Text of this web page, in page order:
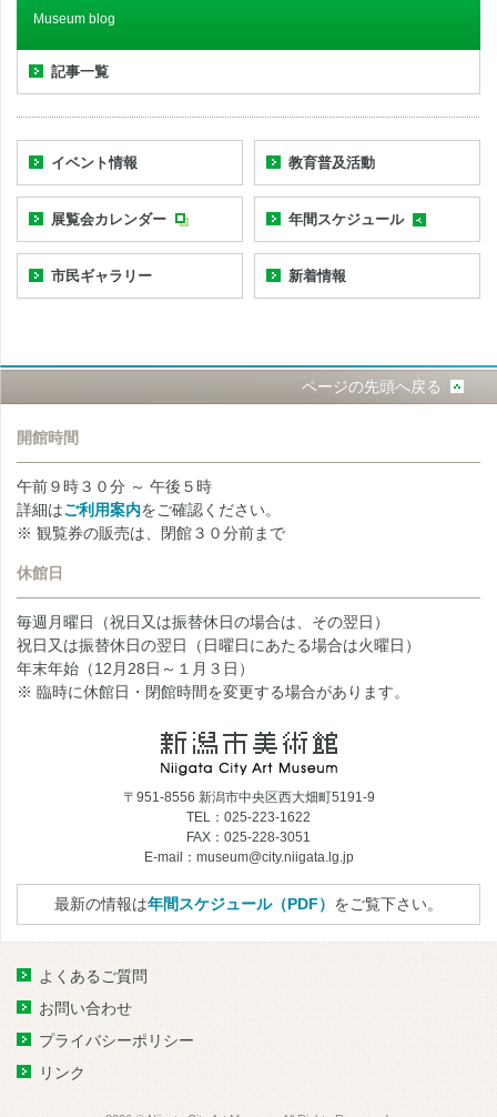
Museum blog
記事一覧
イベント情報 教育普及活動
展覧会カレンダー 年間スケジュール
市民ギャラリー 新着情報
ページの先頭へ戻る
開館時間
午前９時３０分 ～ 午後５時
詳細はご利用案内をご確認ください。
※ 観覧券の販売は、閉館３０分前まで
休館日
毎週月曜日（祝日又は振替休日の場合は、その翌日）
祝日又は振替休日の翌日（日曜日にあたる場合は火曜日）
年末年始（12月28日～１月３日）
※ 臨時に休館日・閉館時間を変更する場合があります。
〒951-8556 新潟市中央区西大畑町5191-9
TEL：025-223-1622
FAX：025-228-3051
E-mail：museum@city.niigata.lg.jp
最新の情報は年間スケジュール（PDF） をご覧下さい。
よくあるご質問
お問い合わせ
プライバシーポリシー
リンク